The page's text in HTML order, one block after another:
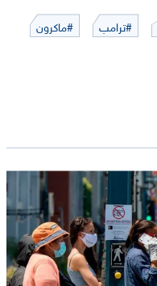
#ترامب
#ماكرون